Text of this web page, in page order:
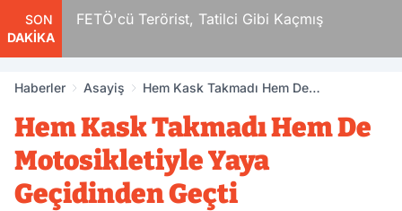
SON
DAKİKA
FETÖ'cü Terörist, Tatilci Gibi Kaçmış
Haberler Asayiş
Hem Kask Takmadı Hem De
Hem Kask Takmadı Hem De
Motosikletiyle Yaya
Geçidinden Geçti